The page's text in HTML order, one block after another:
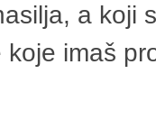
a koji
koje imaš